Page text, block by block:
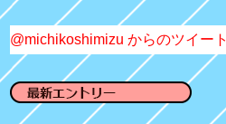
@michikoshimizu からのツイート